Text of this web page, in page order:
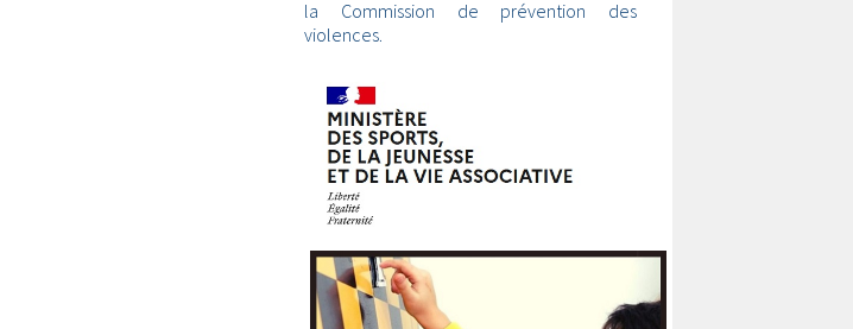
la Commission de prévention des
violences.